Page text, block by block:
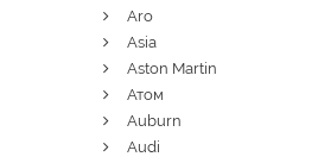
Aro
Asia
Aston Martin
Атом
Auburn
Audi